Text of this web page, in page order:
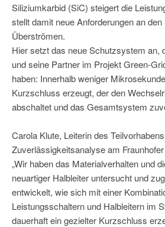
Siliziumkarbid (SiC) steigert die
stellt damit neue Anforderungen an
Überströmen.
Hier setzt das neue Schutzsystem an,
und seine Partner im Projekt Green-
haben: Innerhalb weniger
Kurzschluss erzeugt, der den
abschaltet und das Gesamtsystem
Carola Klute, Leiterin des
Zuverlässigkeitsanalyse am
„Wir haben das Materialverhalten und
neuartiger Halbleiter untersucht und
entwickelt, wie sich mit einer
Leistungsschaltern und Halbleitern im
dauerhaft ein gezielter Kurzschluss